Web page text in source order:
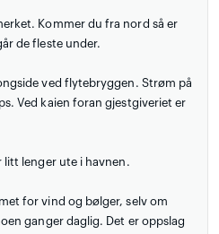
Kommer du fra nord så er
de fleste under.
ved flytebryggen. Strøm på
Ved kaien foran gjestgiveriet er
litt lenger ute i havnen.
for vind og bølger, selv om
ganger daglig. Det er oppslag